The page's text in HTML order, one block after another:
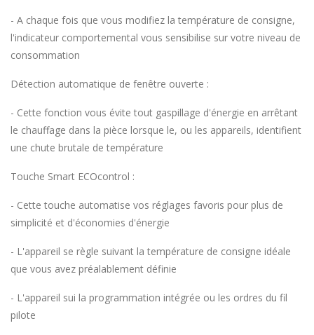
- A chaque fois que vous modifiez la température de consigne,
l'indicateur comportemental vous sensibilise sur votre niveau de
consommation
Détection automatique de fenêtre ouverte :
- Cette fonction vous évite tout gaspillage d'énergie en arrêtant
le chauffage dans la pièce lorsque le, ou les appareils, identifient
une chute brutale de température
Touche Smart ECOcontrol :
- Cette touche automatise vos réglages favoris pour plus de
simplicité et d'économies d'énergie
- L'appareil se règle suivant la température de consigne idéale
que vous avez préalablement définie
- L'appareil sui la programmation intégrée ou les ordres du fil
pilote